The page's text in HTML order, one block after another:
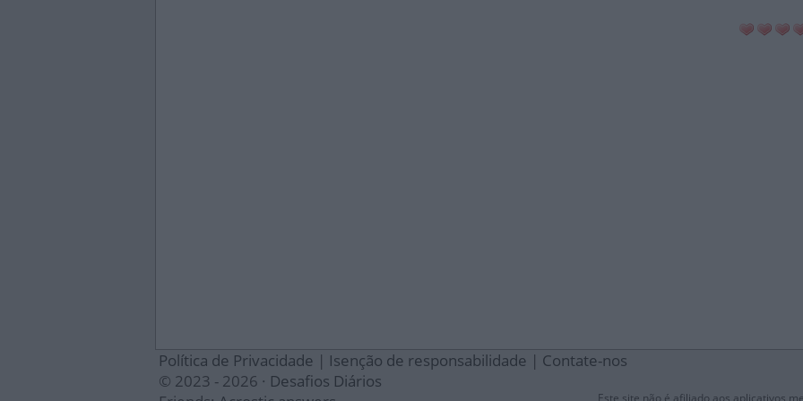
Política de Privacidade | Isenção de responsabilidade | Contate-nos
© 2023 - 2026 · Desafios Diários
Este site não é afiliado aos aplicativos